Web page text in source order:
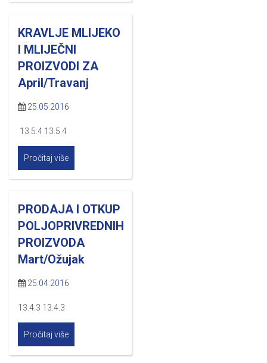
KRAVLJE MLIJEKO
I MLIJEČNI
PROIZVODI ZA
April/Travanj
25.05.2016
13.5.4 13.5.4
Pročitaj više
PRODAJA I OTKUP
POLJOPRIVREDNIH
PROIZVODA
Mart/Ožujak
25.04.2016
13.4.3 13.4.3
Pročitaj više